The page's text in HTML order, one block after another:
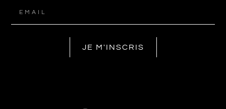
JE M'INSCRIS